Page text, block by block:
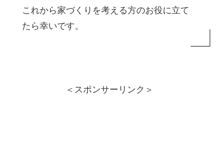
これから家づくりを考える方のお役に立て
たら幸いです。
＜スポンサーリンク＞